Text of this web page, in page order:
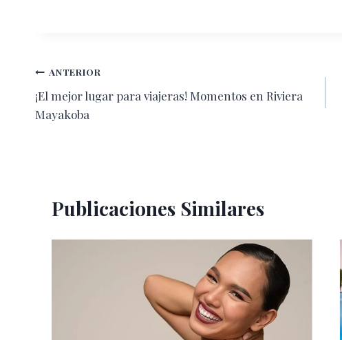
Navegación
de
ANTERIOR
¡El mejor lugar para viajeras! Momentos en Riviera
Mayakoba
Publicaciones Similares